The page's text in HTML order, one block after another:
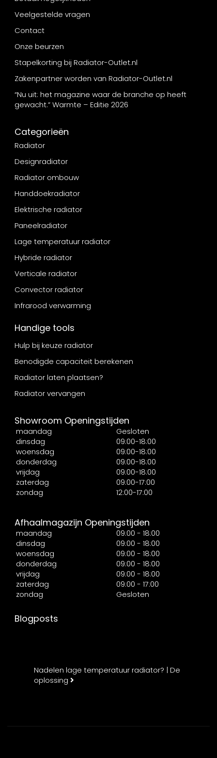
Veelgestelde vragen
Contact
Onze beurzen
Stapelkorting bij Radiator-Outlet.nl
Zakenpartner worden van Radiator-Outlet.nl
“Nu uit: het magazine waar de branche op heeft
gewacht.” Warmte – Editie 2026
Categorieën
Radiator
Designradiator
Radiator ombouw
Handdoekradiator
Elektrische radiator
Paneelradiator
Lage temperatuur radiator
Hybride radiator
Verticale radiator
Convector radiator
Infrarood verwarming
Handige tools
Hulp bij keuze radiator
Benodigde capaciteit berekenen
Radiator laten plaatsen?
Radiator vervangen
Showroom Openingstijden
maandag
Gesloten
dinsdag
09:00-18:00
woensdag
09:00-18:00
donderdag
09:00-18:00
vrijdag
09:00-18:00
zaterdag
09:00-17:00
zondag
12:00-17:00
Afhaalmagazijn Openingstijden
maandag
09:00 - 18:00
dinsdag
09:00 - 18:00
woensdag
09:00 - 18:00
donderdag
09:00 - 18:00
vrijdag
09:00 - 18:00
zaterdag
09:00 - 17:00
zondag
Gesloten
Blogposts
Nadelen lage temperatuur radiator? | De
oplossing